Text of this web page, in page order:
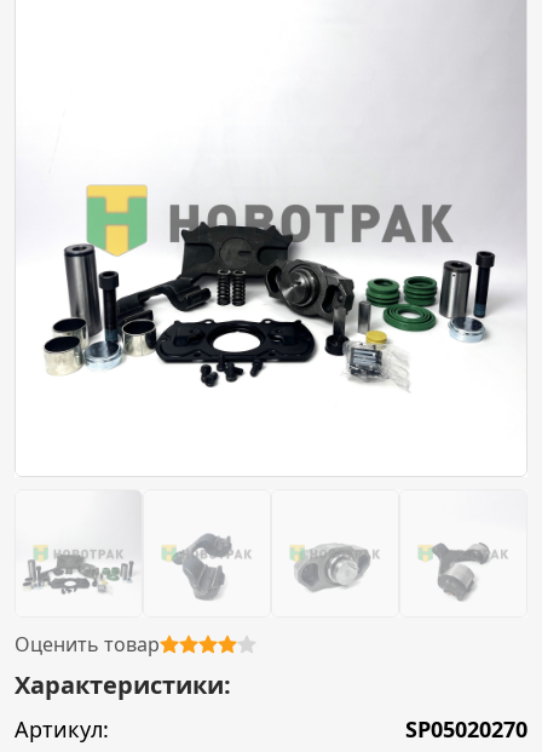
Оценить товар
Характеристики:
Артикул:
SP05020270